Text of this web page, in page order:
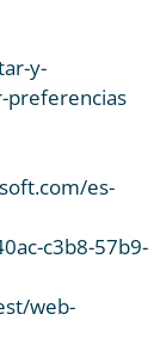
y-
preferencias
es-
c3b8-57b9-
web-